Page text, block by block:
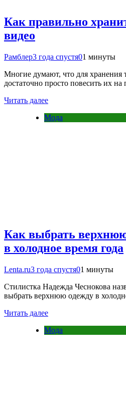
Как правильно
видео
Рамблер3 года спустя01 минуты
Многие думают, что для хранения
достаточно просто повесить их
Читать далее
Мода
Как выбрать
в холодное время года
Lenta.ru3 года спустя01 минуты
Стилистка Надежда Чеснокова
выбрать верхнюю одежду в
Читать далее
Мода